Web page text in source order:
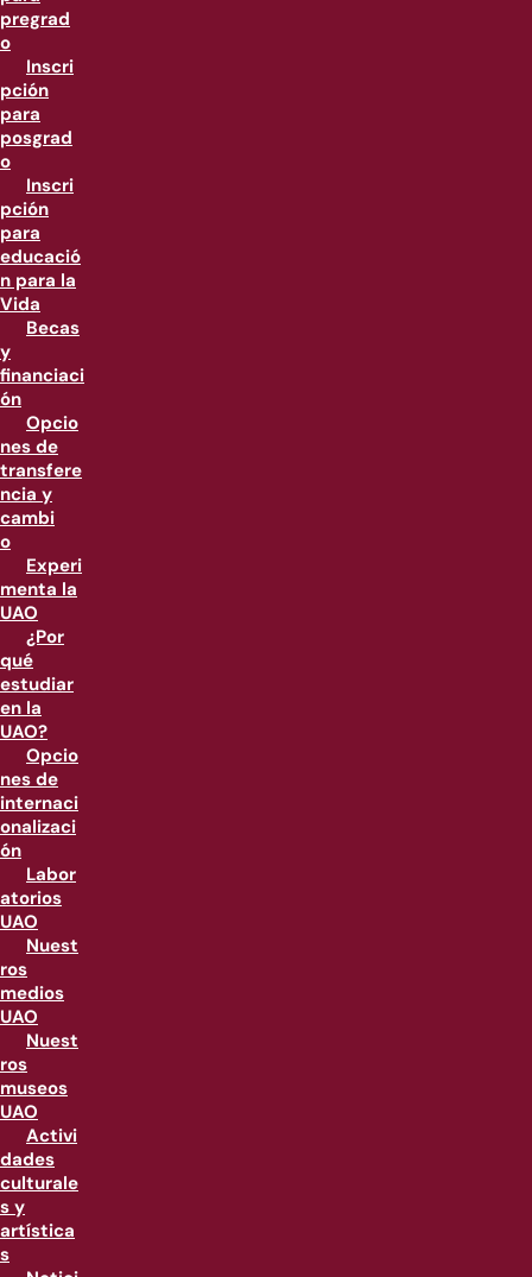
pregrad
o
Inscri
pción
para
posgrad
o
Inscri
pción
para
educació
n para la
Vida
Becas
y
financiaci
ón
Opcio
nes de
transfere
ncia y
cambi
o
Experi
menta la
UAO
¿Por
qué
estudiar
en la
UAO?
Opcio
nes de
internaci
onalizaci
ón
Labor
atorios
UAO
Nuest
ros
medios
UAO
Nuest
ros
museos
UAO
Activi
dades
culturale
s y
artística
s